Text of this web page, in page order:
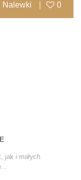
Nalewki 0
jak i małych